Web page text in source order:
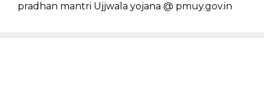
pradhan mantri Ujjwala yojana @ pmuy.gov.in